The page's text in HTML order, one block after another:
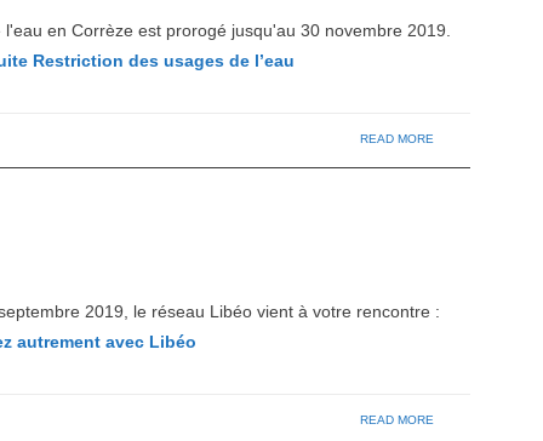
en Corrèze est prorogé jusqu'au 30 novembre 2019.
Restriction des usages de l’eau
READ MORE
2019, le réseau Libéo vient à votre rencontre :
autrement avec Libéo
READ MORE